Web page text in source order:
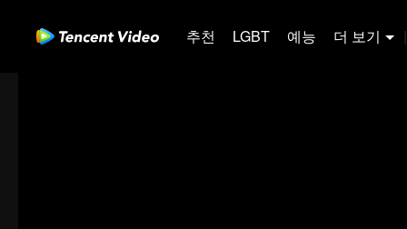
추천 LGBT 예능 더 보기 |